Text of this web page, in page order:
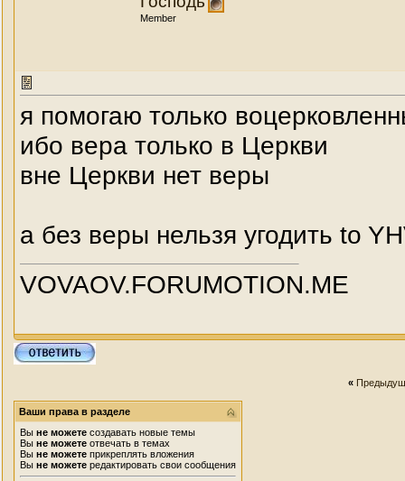
Member
я помогаю только
ибо вера только в Церкви
вне Церкви нет веры
а без веры нельзя угодить to
VOVAOV.FORUMOTION.ME
«
Ваши права в разделе
Вы не можете создавать новые темы
Вы не можете отвечать в темах
Вы не можете прикреплять вложения
Вы не можете редактировать свои сообщения